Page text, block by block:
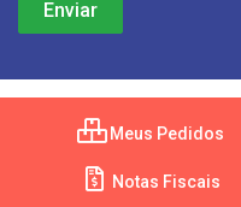
Meus Pedidos
Notas Fiscais